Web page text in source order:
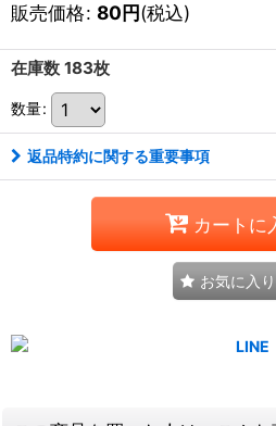
販売価格: 80円(税込)
在庫数 183枚
数量:
返品特約に関する重要事項
カートに
お気に入